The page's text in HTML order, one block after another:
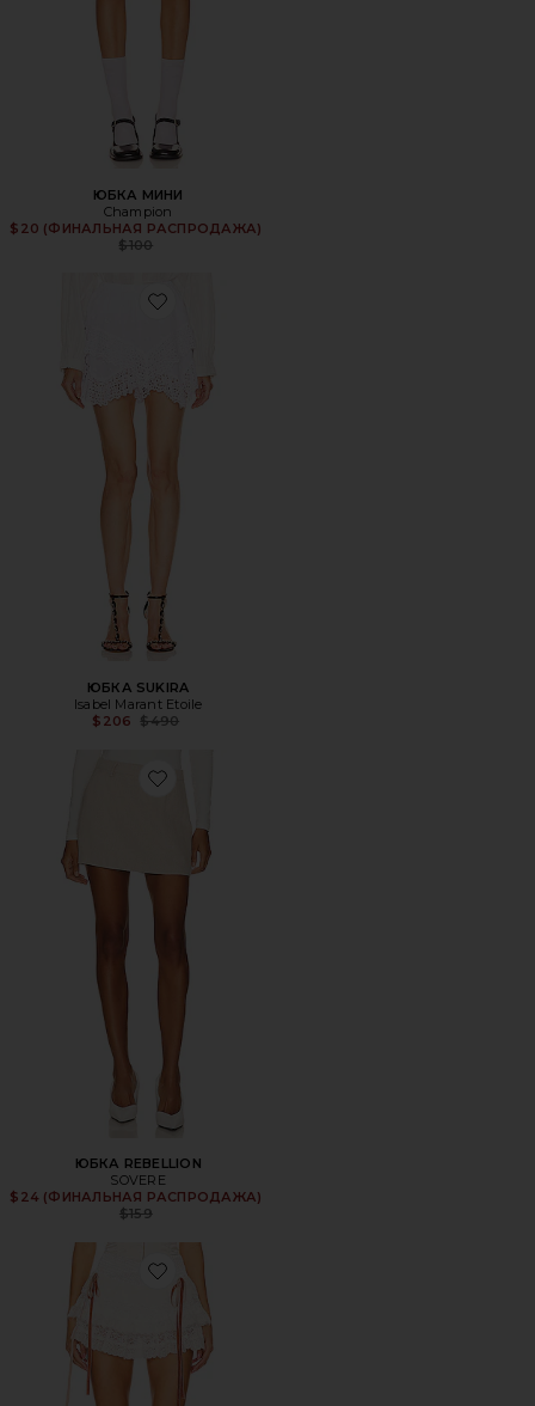
ЮБКА МИНИ
Champion
$20 (ФИНАЛЬНАЯ РАСПРОДАЖА)
Previous price:
$100
Favorite ЮБКА SUKIRA
ЮБКА SUKIRA
Isabel Marant Etoile
$206
Previous price:
$490
Favorite ЮБКА REBELLION
ЮБКА REBELLION
SOVERE
$24 (ФИНАЛЬНАЯ РАСПРОДАЖА)
Previous price:
$159
Favorite ЮБКА-ШОРТЫ ATTIC BALLERINA